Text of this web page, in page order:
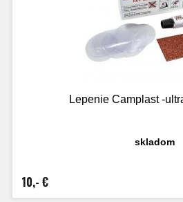
Lepenie Camplast -
skladom
10,- €